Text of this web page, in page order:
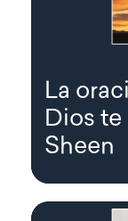
La
Dios te
Sheen